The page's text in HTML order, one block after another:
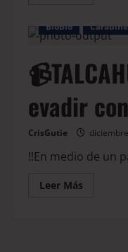
BioBio
evadir
CrisGutie
‼️En medio de un
Leer Más